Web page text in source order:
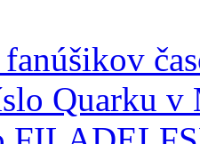
fanúšikov
Quarku v